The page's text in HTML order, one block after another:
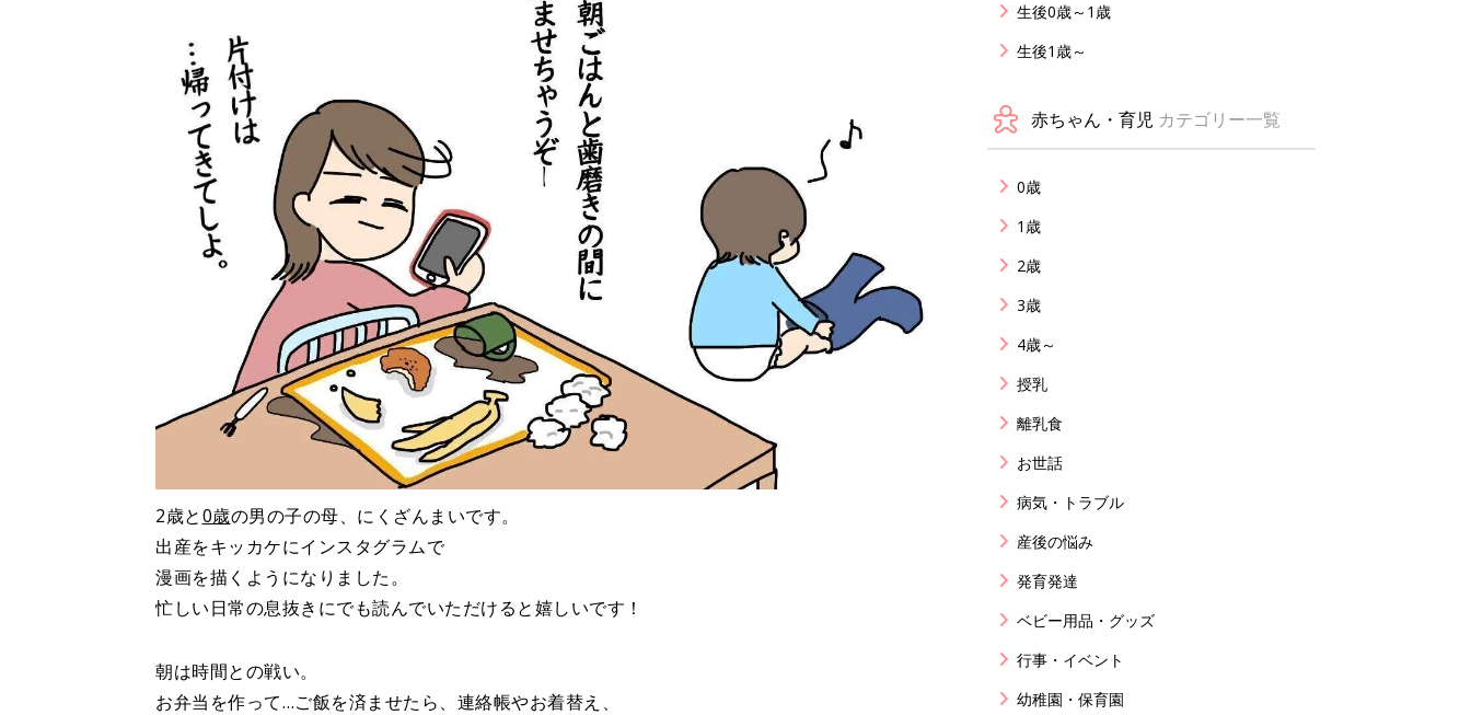
2歳と0歳の男の子の母、にくざんまいです。
出産をキッカケにインスタグラムで
漫画を描くようになりました。
忙しい日常の息抜きにでも読んでいただけると嬉しいです！
朝は時間との戦い。
お弁当を作って…ご飯を済ませたら、連絡帳やお着替え、
生後0歳～1歳
生後1歳～
赤ちゃん・育児 カテゴリー一覧
0歳
1歳
2歳
3歳
4歳～
授乳
離乳食
お世話
病気・トラブル
産後の悩み
発育発達
ベビー用品・グッズ
行事・イベント
幼稚園・保育園